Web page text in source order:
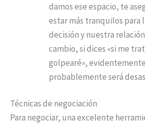
damos ese espacio, te
estar más tranquilos para
decisión y nuestra relación
cambio, si dices «si me
golpearé»,
probablemente será
Técnicas de negociación
Para negociar, una excelente